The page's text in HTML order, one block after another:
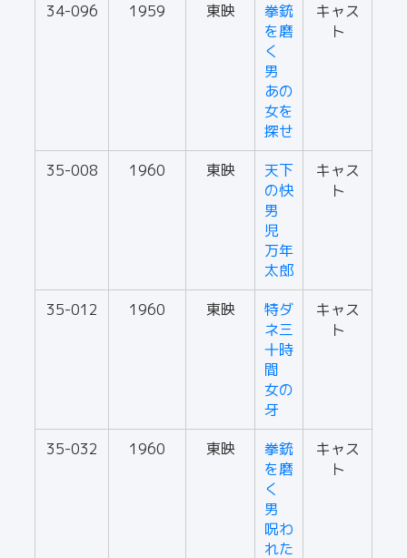
34-096 1959 東映
拳銃
を磨
く
男
あの
女を
探せ
キャス
ト
35-008 1960 東映
天下
の快
男
児
万年
太郎
キャス
ト
35-012 1960 東映
特ダ
ネ三
十時
間
女の
牙
キャス
ト
35-032 1960 東映
拳銃
を磨
く
男
呪わ
れた
キャス
ト